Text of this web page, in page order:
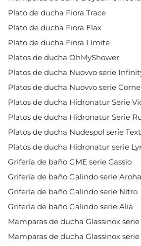
Plato de ducha Fiora Trace
Plato de ducha Fiora Elax
Plato de ducha Fiora Límite
Platos de ducha OhMyShower
Platos de ducha Nuovvo serie
Platos de ducha Nuovvo serie
Platos de ducha Hidronatur Serie
Platos de ducha Hidronatur Serie
Platos de ducha Nudespol serie
Platos de ducha Hidronatur serie
Grifería de baño GME serie Cassio
Grifería de baño Galindo serie Aroha
Grifería de baño Galindo serie Nitro
Grifería de baño Galindo serie Alia
Mamparas de ducha Glassinox
Mamparas de ducha Glassinox serie